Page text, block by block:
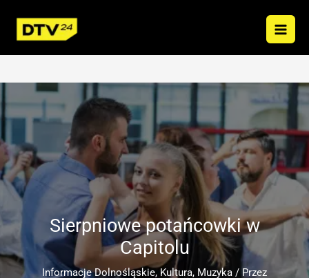
treści
Sierpniowe potańcowki w
Capitolu
Informacje Dolnośląskie, Kultura, Muzyka / Przez